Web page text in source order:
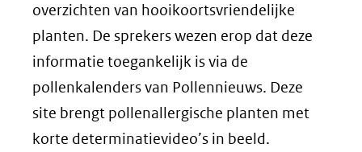
overzichten van hooikoortsvriendelijke
planten. De sprekers wezen erop dat deze
informatie toegankelijk is via de
pollenkalenders van Pollennieuws. Deze
site brengt pollenallergische planten met
korte determinatievideo’s in beeld.